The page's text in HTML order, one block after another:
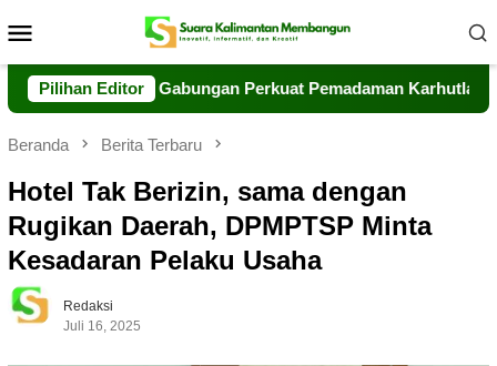
ke
Mobile
Pilihan Editor
Tim Gabungan Perkuat Pemadaman Karhutla di Kumai
Beranda Berita Terbaru
Hotel Tak Berizin, sama dengan
Rugikan Daerah, DPMPTSP Minta
Kesadaran Pelaku Usaha
Redaksi
Juli 16, 2025